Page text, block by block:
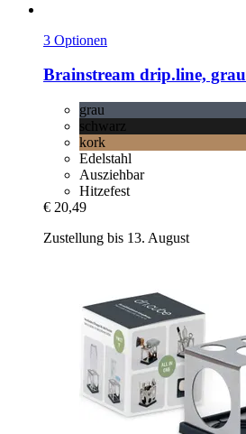
3 Optionen
Brainstream drip.line, grau
grau
schwarz
kork
Edelstahl
Ausziehbar
Hitzefest
€ 20,49
Zustellung bis 13. August